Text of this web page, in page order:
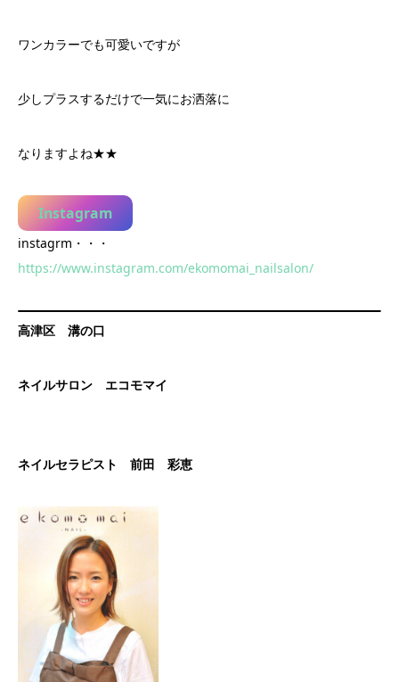
ワンカラーでも可愛いですが
少しプラスするだけで一気にお洒落に
なりますよね★★
Instagram
instagrm・・・
https://www.instagram.com/ekomomai_nailsalon/
高津区 溝の口
ネイルサロン エコモマイ
ネイルセラピスト 前田 彩恵